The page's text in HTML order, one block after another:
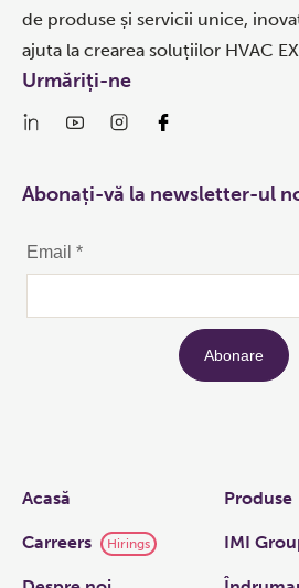
de produse și servicii unice,
ajuta la crearea soluțiilor HVAC
Links
Acasă Produse
Carreers Hirings IMI
Urmăriți-ne
Abonați-vă la newsletter-ul